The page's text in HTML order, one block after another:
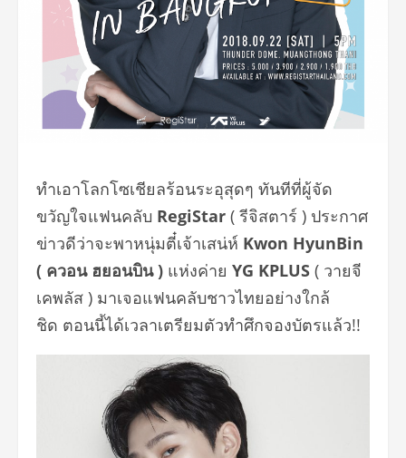
ทำเอาโลกโซเชียลร้อนระอุสุดๆ ทันทีที่ผู้จัด
ขวัญใจแฟนคลับ RegiStar ( รีจิสตาร์ ) ประกาศ
ข่าวดีว่าจะพาหนุ่มตี๋เจ้าเสน่ห์ Kwon HyunBin
( ควอน ฮยอนบิน ) แห่งค่าย YG KPLUS ( วายจี
เคพลัส ) มาเจอแฟนคลับชาวไทยอย่างใกล้
ชิด ตอนนี้ได้เวลาเตรียมตัวทำศึกจองบัตรแล้ว!!